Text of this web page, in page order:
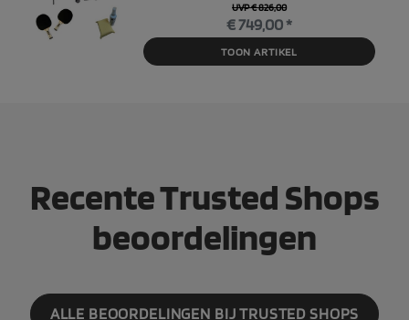
UVP € 826,00
€ 749,00 *
TOON ARTIKEL
Recente Trusted Shops
beoordelingen
ALLE BEOORDELINGEN BIJ TRUSTED SHOPS